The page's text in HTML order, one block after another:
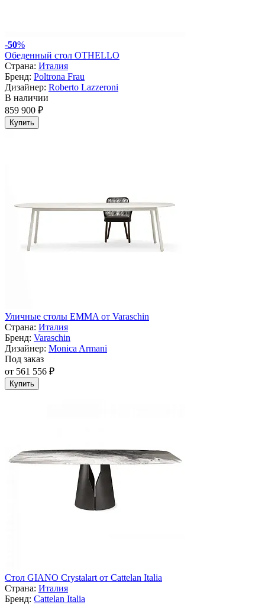
-50%
Обеденный стол OTHELLO
Страна: Италия
Бренд: Poltrona Frau
Дизайнер: Roberto Lazzeroni
В наличии
859 900 ₽
Купить
Уличные столы EMMA от Varaschin
Страна: Италия
Бренд: Varaschin
Дизайнер: Monica Armani
Под заказ
от 561 556 ₽
Купить
Стол GIANO Crystalart от Cattelan Italia
Страна: Италия
Бренд: Cattelan Italia